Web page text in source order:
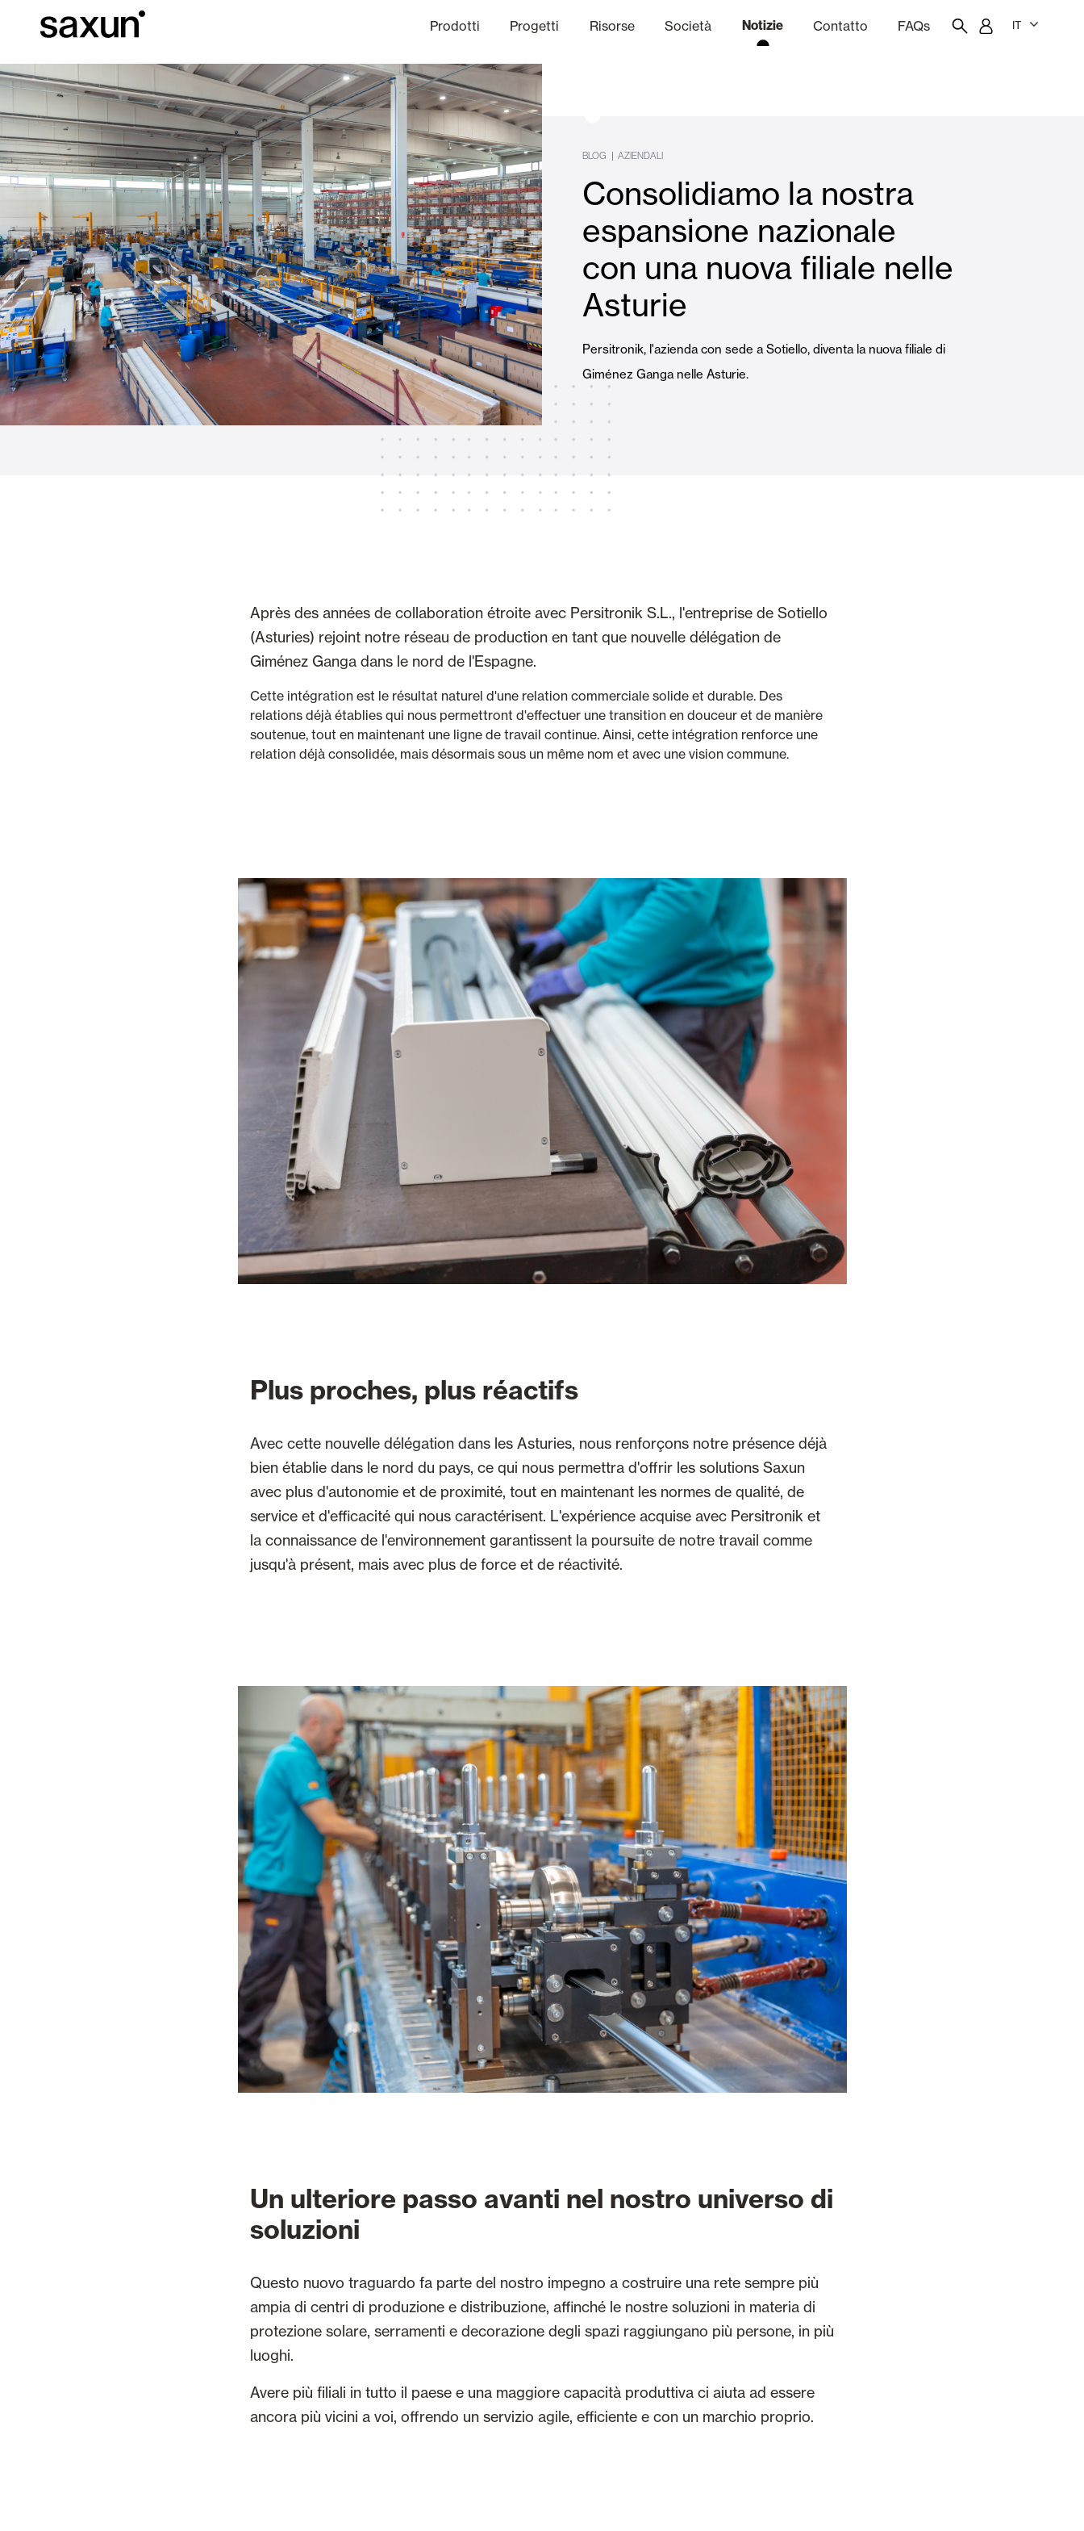
Prodotti
Cassonetti e Tapparelle Avvolgibili Pergole Bioclimatiche
Vetrate Alicantinas e Tende a Stringhe Tende Esterne
Progetti
Alberghi, ristoranti e caffè Uffici Famiglie
Risorse
Download Informazioni tecniche Finiture
Società
Chi siamo Canale Etico
Notizie Contatto FAQs IT
BLOG | AZIENDALI
Consolidiamo la nostra
espansione nazionale
con una nuova filiale nelle
Asturie
Persitronik, l'azienda con sede a Sotiello, diventa la nuova filiale di
Giménez Ganga nelle Asturie.
Après des années de collaboration étroite avec Persitronik S.L., l'entreprise de Sotiello
(Asturies) rejoint notre réseau de production en tant que nouvelle délégation de
Giménez Ganga dans le nord de l'Espagne.
Cette intégration est le résultat naturel d'une relation commerciale solide et durable. Des
relations déjà établies qui nous permettront d'effectuer une transition en douceur et de manière
soutenue, tout en maintenant une ligne de travail continue. Ainsi, cette intégration renforce une
relation déjà consolidée, mais désormais sous un même nom et avec une vision commune.
Plus proches, plus réactifs
Avec cette nouvelle délégation dans les Asturies, nous renforçons notre présence déjà
bien établie dans le nord du pays, ce qui nous permettra d'offrir les solutions Saxun
avec plus d'autonomie et de proximité, tout en maintenant les normes de qualité, de
service et d'efficacité qui nous caractérisent. L'expérience acquise avec Persitronik et
la connaissance de l'environnement garantissent la poursuite de notre travail comme
jusqu'à présent, mais avec plus de force et de réactivité.
Un ulteriore passo avanti nel nostro universo di
soluzioni
Questo nuovo traguardo fa parte del nostro impegno a costruire una rete sempre più
ampia di centri di produzione e distribuzione, affinché le nostre soluzioni in materia di
protezione solare, serramenti e decorazione degli spazi raggiungano più persone, in più
luoghi.
Avere più filiali in tutto il paese e una maggiore capacità produttiva ci aiuta ad essere
ancora più vicini a voi, offrendo un servizio agile, efficiente e con un marchio proprio.